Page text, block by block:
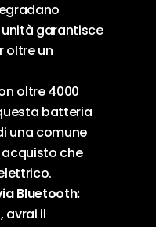
garantisce
oltre un
oltre 4000
batteria
una comune
acquisto che
Bluetooth:
avrai il